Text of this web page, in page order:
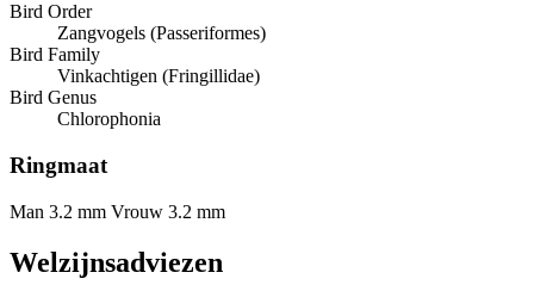
Bird Order
Zangvogels (Passeriformes)
Bird Family
Vinkachtigen (Fringillidae)
Bird Genus
Chlorophonia
Ringmaat
Man 3.2 mm Vrouw 3.2 mm
Welzijnsadviezen